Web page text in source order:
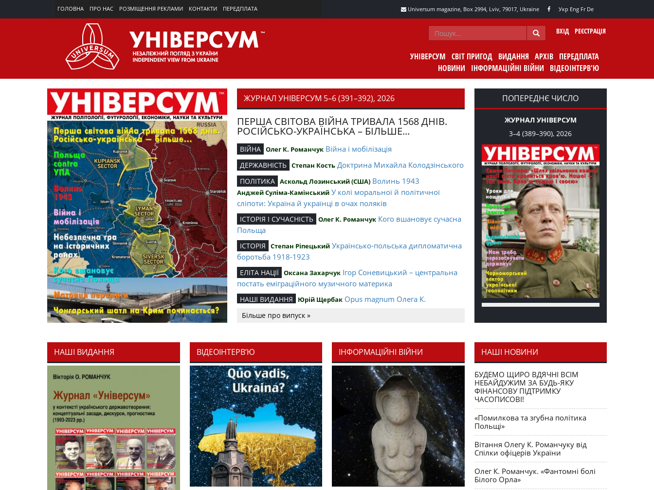
ГОЛОВНА ПРО НАС РОЗМІЩЕННЯ РЕКЛАМИ КОНТАКТИ ПЕРЕДПЛАТА Universum magazine, Box 2994, Lviv, 79017, Ukraine Укр Eng Fr De
ВХІД РЕЄСТРАЦІЯ
УНІВЕРСУМ СВІТ ПРИГОД ВИДАННЯ АРХІВ ПЕРЕДПЛАТА
НОВИНИ
ІНФОРМАЦІЙНІ ВІЙНИ ВІДЕОІНТЕРВ'Ю
ЖУРНАЛ УНІВЕРСУМ 5–6 (391–392), 2026
ПЕРША СВІТОВА ВІЙНА ТРИВАЛА 1568 ДНІВ.
РОСІЙСЬКО-УКРАЇНСЬКА – БІЛЬШЕ...
ВІЙНА Олег К. Романчук Війна і мобілізація
ДЕРЖАВНІСТЬ Степан Кость Доктрина Михайла Колодзінського
ПОЛІТИКА Аскольд Лозинський (США) Волинь 1943
Анджей Суліма-Камінський У колі моральної й політичної
сліпоти: Україна й українці в очах поляків
ІСТОРІЯ І СУЧАСНІСТЬ Олег К. Романчук Кого вшановує сучасна
Польща
ІСТОРІЯ Степан Ріпецький Українсько-польська дипломатична
боротьба 1918-1923
ЕЛІТА НАЦІЇ Оксана Захарчук Ігор Соневицький – центральна
постать еміграційного музичного материка
НАШІ ВИДАННЯ Юрій Щербак Opus magnum Олега К.
Романчука
СЛОВО РЕДАКЦІЙНЕ Олег К. Романчук Журавель і синиця як
уособлення української політстратегії й тактики
Більше про випуск »
ПОПЕРЕДНЄ ЧИСЛО
ЖУРНАЛ УНІВЕРСУМ
3–4 (389–390), 2026
НАШІ ВИДАННЯ ВІДЕОІНТЕРВ’Ю ІНФОРМАЦІЙНІ ВІЙНИ НАШІ НОВИНИ
БУДЕМО ЩИРО ВДЯЧНІ ВСІМ
НЕБАЙДУЖИМ ЗА БУДЬ-ЯКУ
ФІНАНСОВУ ПІДТРИМКУ
ЧАСОПИСОВІ!
«Помилкова та згубна політика
Польщі»
Вітання Олегу К. Романчуку від
Спілки офіцерів України
Олег К. Романчук. «Фантомні болі
Білого Орла»